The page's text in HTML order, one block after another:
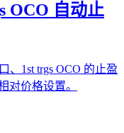
OCO 自动止
、1st trgs OCO 的止盈
对价格设置。